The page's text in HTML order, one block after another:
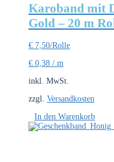
Karoband mit
Gold – 20 m
€ 7,50/Rolle
€ 0,38 / m
inkl. MwSt.
zzgl. Versandkosten
In den Warenkorb